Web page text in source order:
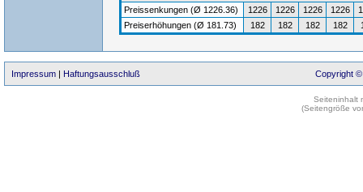
Preissenkungen (Ø 1226.36)
1226 1226 1226 1226
Preiserhöhungen (Ø 181.73)
182 182 182 182
Impressum | Haftungsausschluß Copyright ©
Seiteninhalt
(Seitengröße